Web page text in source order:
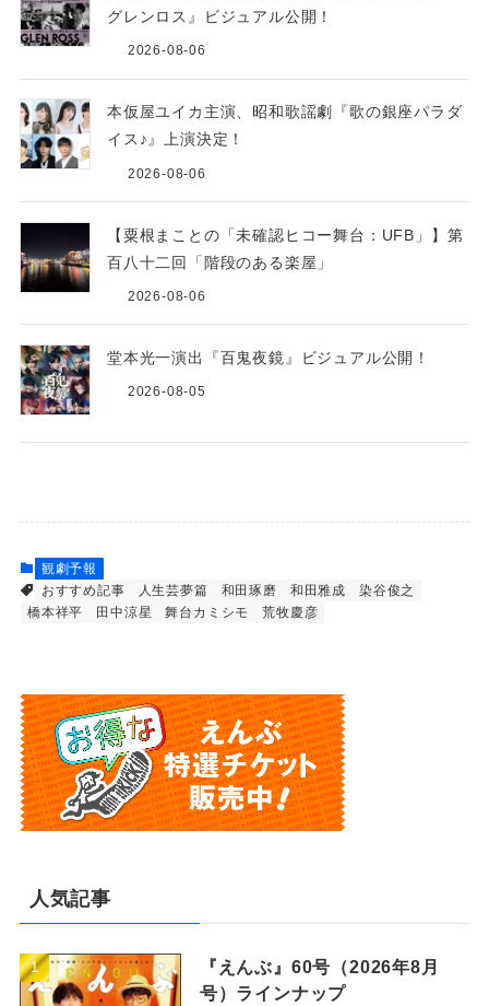
グレンロス』ビジュアル公開！
2026-08-06
本仮屋ユイカ主演、昭和歌謡劇『歌の銀座パラダ
イス♪』上演決定！
2026-08-06
【粟根まことの「未確認ヒコー舞台：UFB」】第
百八十二回「階段のある楽屋」
2026-08-06
堂本光一演出『百鬼夜鏡』ビジュアル公開！
2026-08-05
観劇予報
おすすめ記事
人生芸夢篇 和田琢磨 和田雅成
染谷俊之
橋本祥平
田中涼星 舞台カミシモ 荒牧慶彦
人気記事
『えんぶ』60号（2026年8月
号）ラインナップ